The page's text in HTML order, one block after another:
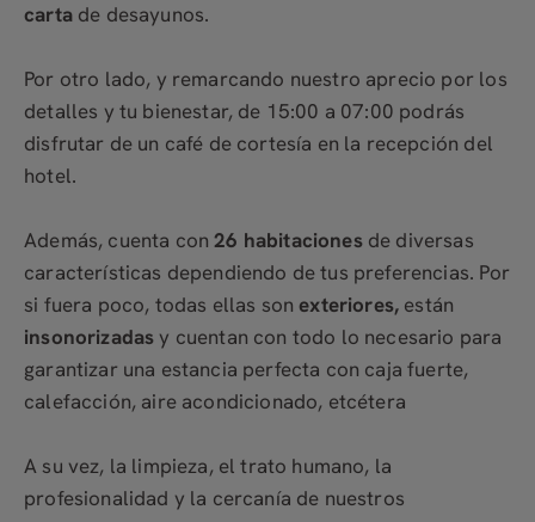
carta de desayunos.
Por otro lado, y remarcando nuestro aprecio por los
detalles y tu bienestar, de 15:00 a 07:00 podrás
disfrutar de un café de cortesía en la recepción del
hotel.
Además, cuenta con 26 habitacionesde diversas
características dependiendo de tus preferencias. Por
si fuera poco, todas ellas sonexteriores, están
insonorizadas y cuentan con todo lo necesario para
garantizar una estancia perfecta con caja fuerte,
calefacción, aire acondicionado, etcétera
A su vez, la limpieza, el trato humano, la
profesionalidad y la cercanía de nuestros